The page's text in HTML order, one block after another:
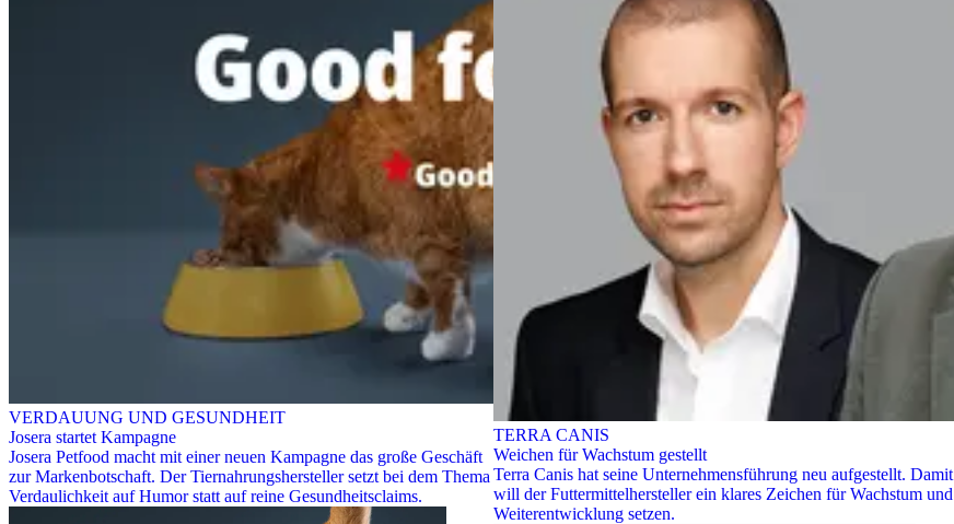
VERDAUUNG UND GESUNDHEIT
Josera startet Kampagne
Josera Petfood macht mit einer neuen Kampagne das große Geschäft
zur Markenbotschaft. Der Tiernahrungshersteller setzt bei dem Thema
Verdaulichkeit auf Humor statt auf reine Gesundheitsclaims.
TERRA CANIS
Weichen für Wachstum gestellt
Terra Canis hat seine Unternehmensführung neu aufgestellt. Damit
will der Futtermittelhersteller ein klares Zeichen für Wachstum und
Weiterentwicklung setzen.